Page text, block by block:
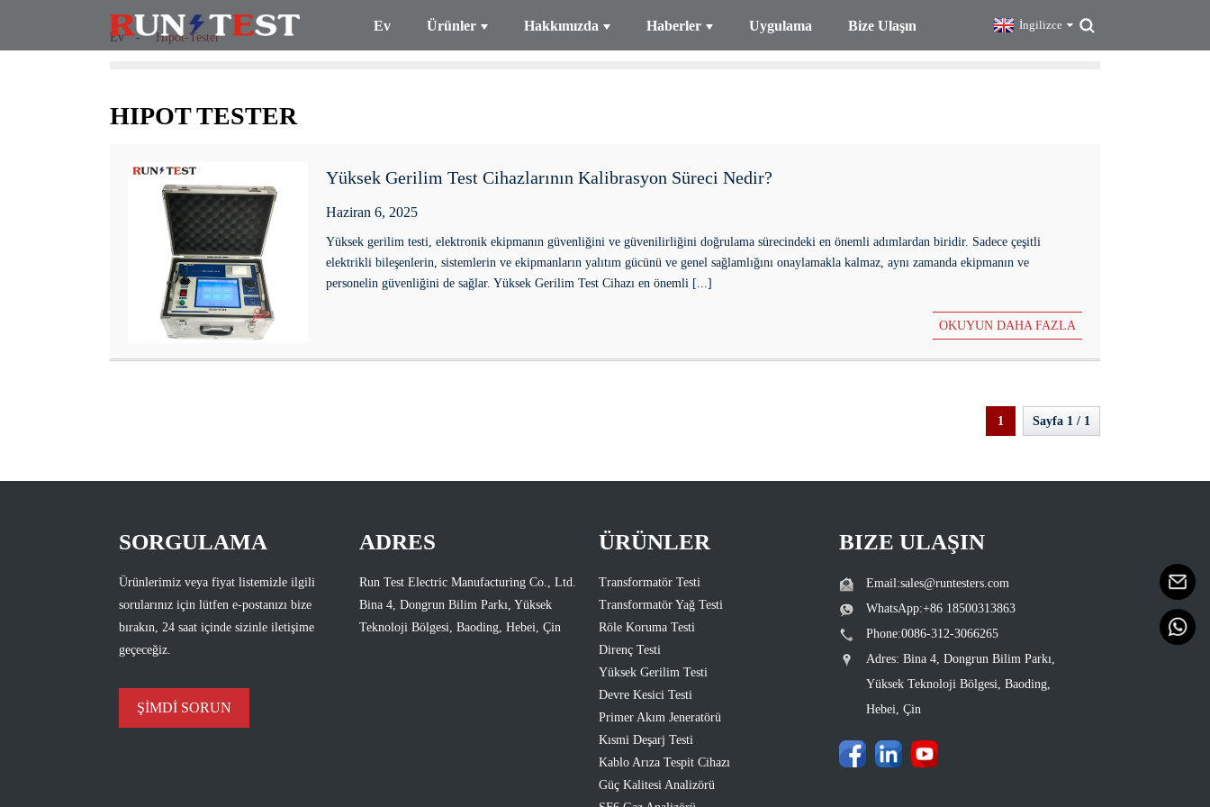
Ev Ürünler Hakkımızda Haberler Uygulama Bize Ulaşın
İngilizce
Ev
Hipot-Tester
HIPOT TESTER
Yüksek Gerilim Test Cihazlarının Kalibrasyon Süreci Nedir?
Haziran 6, 2025
Yüksek gerilim testi, elektronik ekipmanın güvenliğini ve güvenilirliğini doğrulama sürecindeki en önemli adımlardan biridir. Sadece çeşitli
elektrikli bileşenlerin, sistemlerin ve ekipmanların yalıtım gücünü ve genel sağlamlığını onaylamakla kalmaz, aynı zamanda ekipmanın ve
personelin güvenliğini de sağlar. Yüksek Gerilim Test Cihazı en önemli [...]
OKUYUN DAHA FAZLA
1 Sayfa 1 / 1
SORGULAMA
Ürünlerimiz veya fiyat listemizle ilgili
sorularınız için lütfen e-postanızı bize
bırakın, 24 saat içinde sizinle iletişime
geçeceğiz.
ŞİMDİ SORUN
ADRES
Run Test Electric Manufacturing Co., Ltd.
Bina 4, Dongrun Bilim Parkı, Yüksek
Teknoloji Bölgesi, Baoding, Hebei, Çin
ÜRÜNLER
Transformatör Testi
Transformatör Yağ Testi
Röle Koruma Testi
Direnç Testi
Yüksek Gerilim Testi
Devre Kesici Testi
Primer Akım Jeneratörü
Kısmi Deşarj Testi
Kablo Arıza Tespit Cihazı
Güç Kalitesi Analizörü
BIZE ULAŞIN
Email:sales@runtesters.com
WhatsApp:+86 18500313863
Phone:0086-312-3066265
Adres: Bina 4, Dongrun Bilim Parkı,
Yüksek Teknoloji Bölgesi, Baoding,
Hebei, Çin